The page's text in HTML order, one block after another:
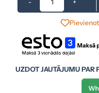
- +
Maksā
UZDOT JAUTĀJUMU PAR